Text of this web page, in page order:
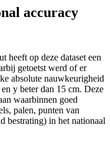
accuracy
heeft op deze dataset een
getoetst werd of er
absolute nauwkeurigheid
y beter dan 15 cm. Deze
waarbinnen goed
palen, punten van
bestrating) in het nationaal